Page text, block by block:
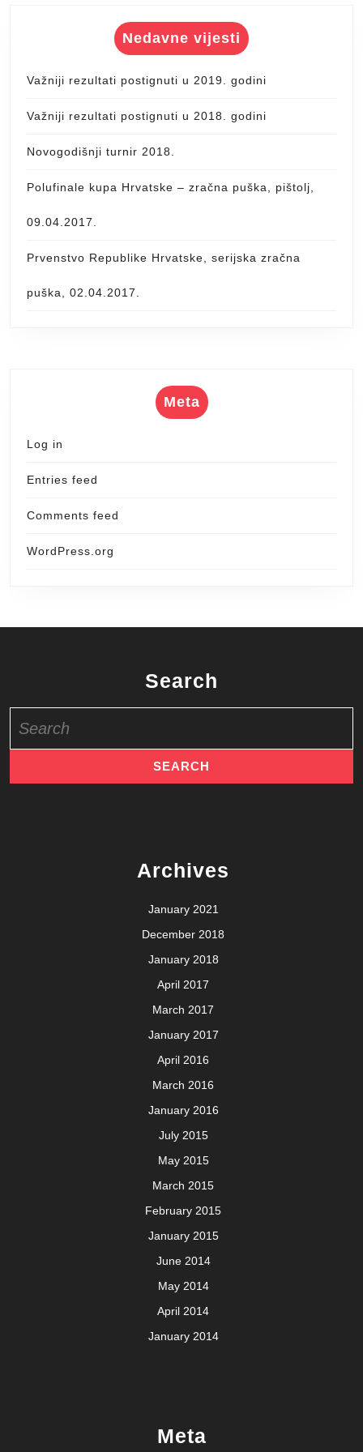
Nedavne vijesti
Važniji rezultati postignuti u 2019. godini
Važniji rezultati postignuti u 2018. godini
Novogodišnji turnir 2018.
Polufinale kupa Hrvatske – zračna puška, pištolj,
09.04.2017.
Prvenstvo Republike Hrvatske, serijska zračna
puška, 02.04.2017.
Meta
Log in
Entries feed
Comments feed
WordPress.org
Search
for:
Archives
January 2021
December 2018
January 2018
April 2017
March 2017
January 2017
April 2016
March 2016
January 2016
July 2015
May 2015
March 2015
February 2015
January 2015
June 2014
May 2014
April 2014
January 2014
Meta